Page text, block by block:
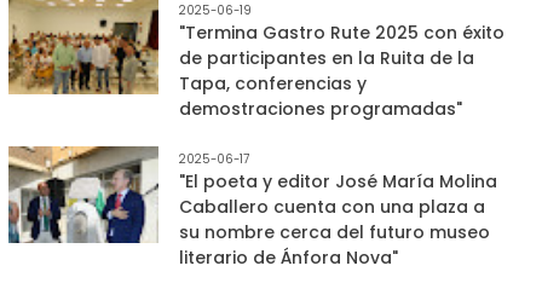
2025-06-19
"Termina Gastro Rute 2025 con éxito
de participantes en la Ruita de la
Tapa, conferencias y
demostraciones programadas"
2025-06-17
"El poeta y editor José María Molina
Caballero cuenta con una plaza a
su nombre cerca del futuro museo
literario de Ánfora Nova"